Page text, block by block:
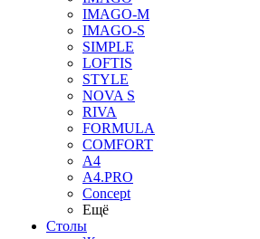
IMAGO-M
IMAGO-S
SIMPLE
LOFTIS
STYLE
NOVA S
RIVA
FORMULA
COMFORT
A4
A4.PRO
Concept
Ещё
Столы